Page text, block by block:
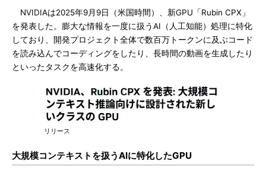
NVIDIAは2025年9月9日（米国時間）、新GPU「Rubin CPX」
を発表した。膨大な情報を一度に扱うAI（人工知能）処理に特化
しており、開発プロジェクト全体で数百万トークンに及ぶコード
を読み込んでコーディングをしたり、長時間の動画を生成したり
といったタスクを高速化する。
リリース
大規模コンテキストを扱うAIに特化したGPU